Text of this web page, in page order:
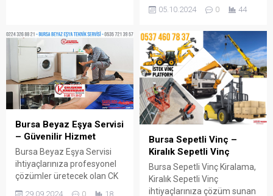
Sertifikası, Web Hosting,
Kurumsal Site, SEO
Paketleri, Web Tasarım,
Dijital Pazarlama, Sosyal
Medya Yönetimi, Dijital
Reklam, Reseller, Kiralık
Sunucu gibi İnternet
deneyimli personel ile
çözümler üreten Renginar
sektörde...
VPS, Sanal Sunucu,
Sunar. İnternetin
hayatımızdaki yerinin her
geçen gün artması ve
gelişen teknoloji sayesinde
hayatımız kolaylaşmakta,
bir çok işimizi internet
siteleri üzerinden
gerçekleştirebilmekteyiz.
Alışveriş, Fatura Ödeme,
Sipariş, Haber, Spor, E-
Ticaret Siteleri, Randevu
Alma, E-Devlet İşlemleri...
05.10.2024 0 44
Bursa Beyaz Eşya Servisi
– Güvenilir Hizmet
Bursa Beyaz Eşya Servisi
ihtiyaçlarınıza profesyonel
çözümler üretecek olan CK
29.09.2024 0 18
Bursa Sepetli Vinç –
Kiralık Sepetli Vinç
Bursa Sepetli Vinç Kiralama,
Kiralık Sepetli Vinç
ihtiyaçlarınıza çözüm sunan